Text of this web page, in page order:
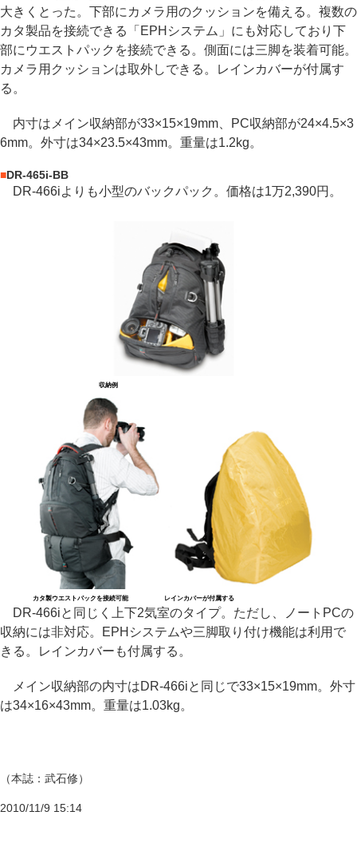
大きくとった。下部にカメラ用のクッションを備える。複数の
カタ製品を接続できる「EPHシステム」にも対応しており下
部にウエストパックを接続できる。側面には三脚を装着可能。
カメラ用クッションは取外しできる。レインカバーが付属す
る。
内寸はメイン収納部が33×15×19mm、PC収納部が24×4.5×3
6mm。外寸は34×23.5×43mm。重量は1.2kg。
■DR-465i-BB
DR-466iよりも小型のバックパック。価格は1万2,390円。
収納例
カタ製ウエストバックを接続可能 レインカバーが付属する
DR-466iと同じく上下2気室のタイプ。ただし、ノートPCの
収納には非対応。EPHシステムや三脚取り付け機能は利用で
きる。レインカバーも付属する。
メイン収納部の内寸はDR-466iと同じで33×15×19mm。外寸
は34×16×43mm。重量は1.03kg。
（本誌：武石修）
2010/11/9 15:14